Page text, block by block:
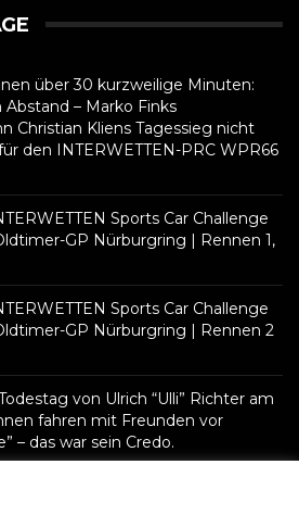
über 30 kurzweilige Minuten:
– Marko Finks
Christian Kliens Tagessieg nicht
den INTERWETTEN-PRC WPR66
Sports Car Challenge
GP Nürburgring | Rennen 1,
Sports Car Challenge
GP Nürburgring | Rennen 2
von Ulrich “Ulli” Richter am
fahren mit Freunden vor
– das war sein Credo.